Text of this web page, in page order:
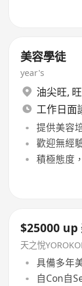
美容學徒
year's
油尖旺,
工作日面
提供美容
歡迎無經
積極態度
$25000 up
天之悅
具備多年
自Con自